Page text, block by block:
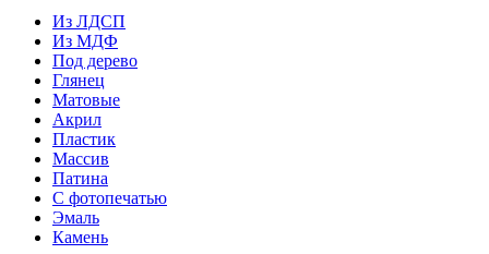
Из ЛДСП
Из МДФ
Под дерево
Глянец
Матовые
Акрил
Пластик
Массив
Патина
С фотопечатью
Эмаль
Камень